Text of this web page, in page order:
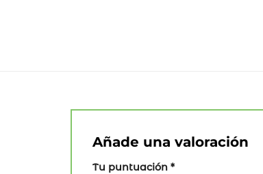
Añade una valoración
Tu puntuación *